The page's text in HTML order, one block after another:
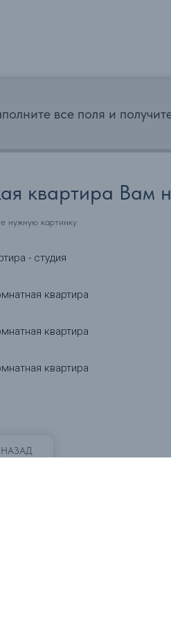
все поля и
квартира Вам
нужную картинку
- студия
квартира
квартира
квартира